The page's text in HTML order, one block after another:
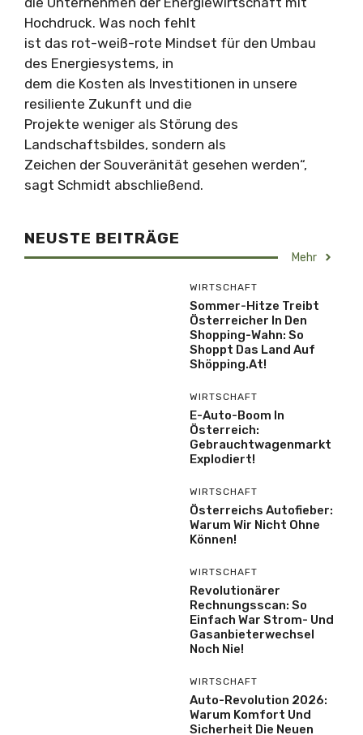
Hochdruck. Was noch fehlt
ist das rot-weiß-rote Mindset für den Umbau
des Energiesystems, in
dem die Kosten als Investitionen in unsere
resiliente Zukunft und die
Projekte weniger als Störung des
Landschaftsbildes, sondern als
Zeichen der Souveränität gesehen werden“,
sagt Schmidt abschließend.
NEUSTE BEITRÄGE
Mehr
WIRTSCHAFT
Sommer-Hitze Treibt
Österreicher In Den
Shopping-Wahn: So
Shoppt Das Land Auf
Shöpping.at!
WIRTSCHAFT
E-Auto-Boom In
Österreich:
Gebrauchtwagenmarkt
Explodiert!
WIRTSCHAFT
Österreichs Autofieber:
Warum Wir Nicht Ohne
Können!
WIRTSCHAFT
Revolutionärer
Rechnungsscan: So
Einfach War Strom- Und
Gasanbieterwechsel
Noch Nie!
WIRTSCHAFT
Auto-Revolution 2026:
Warum Komfort Und
Sicherheit Die Neuen